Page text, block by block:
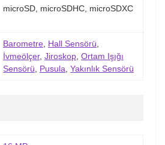
microSD, microSDHC, microSDXC
Barometre, Hall Sensörü,
İvmeölçer, Jiroskop, Ortam Işığı
Sensörü, Pusula, Yakınlık Sensörü